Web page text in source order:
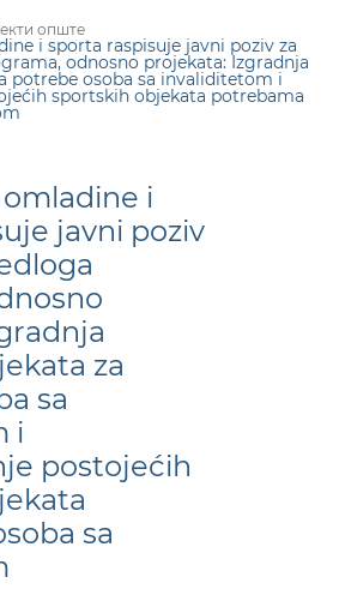
опште
i sporta raspisuje javni poziv za
odnosno projekata: Izgradnja
potrebe osoba sa invaliditetom i
sportskih objekata potrebama
i
javni poziv
za
sa
i
postojećih
sa